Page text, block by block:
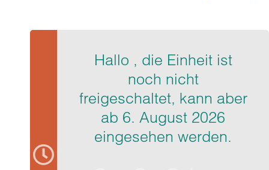
Hallo , die Einheit ist
noch nicht
freigeschaltet, kann aber
ab 6. August 2026
eingesehen werden.